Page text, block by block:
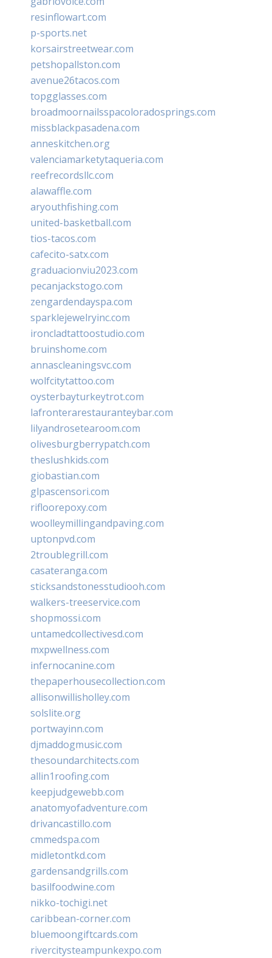
resinflowart.com
p-sports.net
korsairstreetwear.com
petshopallston.com
avenue26tacos.com
topgglasses.com
broadmoornailsspacoloradosprings.com
missblackpasadena.com
anneskitchen.org
valenciamarketytaqueria.com
reefrecordsllc.com
alawaffle.com
aryouthfishing.com
united-basketball.com
tios-tacos.com
cafecito-satx.com
graduacionviu2023.com
pecanjackstogo.com
zengardendayspa.com
sparklejewelryinc.com
ironcladtattoostudio.com
bruinshome.com
annascleaningsvc.com
wolfcitytattoo.com
oysterbayturkeytrot.com
lafronterarestauranteybar.com
lilyandrosetearoom.com
olivesburgberrypatch.com
theslushkids.com
giobastian.com
glpascensori.com
rifloorepoxy.com
woolleymillingandpaving.com
uptonpvd.com
2troublegrill.com
casateranga.com
sticksandstonesstudiooh.com
walkers-treeservice.com
shopmossi.com
untamedcollectivesd.com
mxpwellness.com
infernocanine.com
thepaperhousecollection.com
allisonwillisholley.com
solslite.org
portwayinn.com
djmaddogmusic.com
thesoundarchitects.com
allin1roofing.com
keepjudgewebb.com
anatomyofadventure.com
drivancastillo.com
cmmedspa.com
midletontkd.com
gardensandgrills.com
basilfoodwine.com
nikko-tochigi.net
caribbean-corner.com
bluemoongiftcards.com
rivercitysteampunkexpo.com